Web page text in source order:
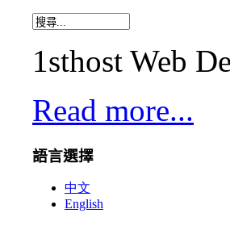
1sthost Web
Read more...
語言選擇
中文
English